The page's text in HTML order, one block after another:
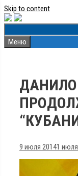
Skip to content
Меню
9 июля 20141